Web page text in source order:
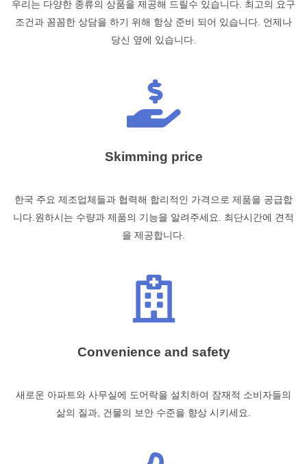
우리는 다양한 종류의 상품을 제공해 드릴수 있습니다. 최고의 요구
조건과 꼼꼼한 상담을 하기 위해 항상 준비 되어 있습니다. 언제나
당신 옆에 있습니다.
Skimming price
한국 주요 제조업체들과 협력해 합리적인 가격으로 제품을 공급합
니다.원하시는 수량과 제품의 기능을 알려주세요. 최단시간에 견적
을 제공합니다.
Convenience and safety
새로운 아파트와 사무실에 도어락을 설치하여 잠재적 소비자들의
삶의 질과, 건물의 보안 수준을 향상 시키세요.